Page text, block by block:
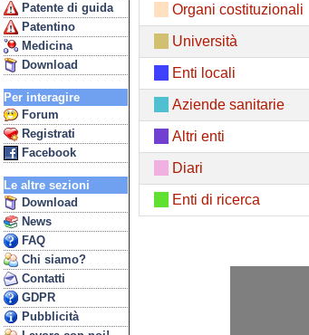
Patente di guida
Patentino
Medicina
Download
Per interagire
Forum
Registrati
Facebook
Le altre sezioni
Download
News
FAQ
Chi siamo?
Contatti
GDPR
Pubblicità
Organi costituzionali
Università
Enti locali
Aziende sanitarie
Altri enti
Diari
Enti di ricerca